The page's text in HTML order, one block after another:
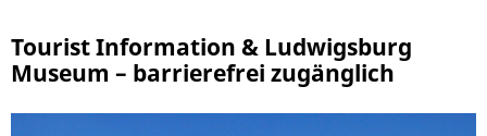
Tourist Information & Ludwigsburg
Museum – barrierefrei zugänglich